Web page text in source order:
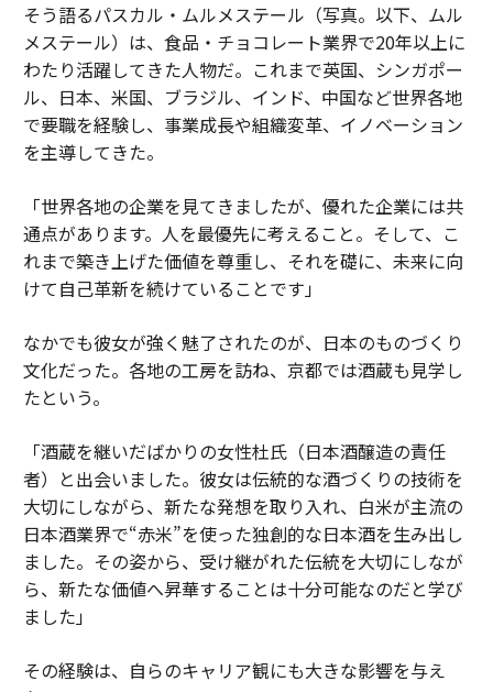
そう語るパスカル・ムルメステール（写真。以下、ムル
メステール）は、食品・チョコレート業界で20年以上に
わたり活躍してきた人物だ。これまで英国、シンガポー
ル、日本、米国、ブラジル、インド、中国など世界各地
で要職を経験し、事業成長や組織変革、イノベーション
を主導してきた。
「世界各地の企業を見てきましたが、優れた企業には共
通点があります。人を最優先に考えること。そして、こ
れまで築き上げた価値を尊重し、それを礎に、未来に向
けて自己革新を続けていることです」
なかでも彼女が強く魅了されたのが、日本のものづくり
文化だった。各地の工房を訪ね、京都では酒蔵も見学し
たという。
「酒蔵を継いだばかりの女性杜氏（日本酒醸造の責任
者）と出会いました。彼女は伝統的な酒づくりの技術を
大切にしながら、新たな発想を取り入れ、白米が主流の
日本酒業界で“赤米”を使った独創的な日本酒を生み出し
ました。その姿から、受け継がれた伝統を大切にしなが
ら、新たな価値へ昇華することは十分可能なのだと学び
ました」
その経験は、自らのキャリア観にも大きな影響を与え